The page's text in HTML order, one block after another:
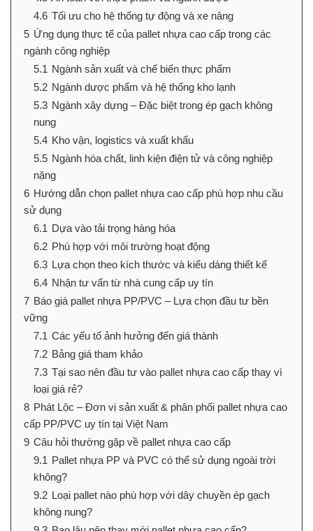
4.6 Tối ưu cho hệ thống tự động và xe nâng
5 Ứng dụng thực tế của pallet nhựa cao cấp trong các
ngành công nghiệp
5.1 Ngành sản xuất và chế biến thực phẩm
5.2 Ngành dược phẩm và hệ thống kho lạnh
5.3 Ngành xây dựng – Đặc biệt trong ép gạch không
nung
5.4 Kho vận, logistics và xuất khẩu
5.5 Ngành hóa chất, linh kiện điện tử và công nghiệp
nặng
6 Hướng dẫn chọn pallet nhựa cao cấp phù hợp nhu cầu
sử dụng
6.1 Dựa vào tải trọng hàng hóa
6.2 Phù hợp với môi trường hoạt động
6.3 Lựa chọn theo kích thước và kiểu dáng thiết kế
6.4 Nhận tư vấn từ nhà cung cấp uy tín
7 Báo giá pallet nhựa PP/PVC – Lựa chọn đầu tư bền
vững
7.1 Các yếu tố ảnh hưởng đến giá thành
7.2 Bảng giá tham khảo
7.3 Tại sao nên đầu tư vào pallet nhựa cao cấp thay vì
loại giá rẻ?
8 Phát Lộc – Đơn vị sản xuất & phân phối pallet nhựa cao
cấp PP/PVC uy tín tại Việt Nam
9 Câu hỏi thường gặp về pallet nhựa cao cấp
9.1 Pallet nhựa PP và PVC có thể sử dụng ngoài trời
không?
9.2 Loại pallet nào phù hợp với dây chuyền ép gạch
không nung?